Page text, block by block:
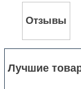
Отзывы
Лучшие